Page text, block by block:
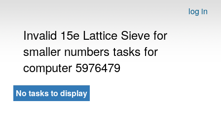
log in
Invalid 15e Lattice Sieve for
smaller numbers tasks for
computer 5976479
No tasks to display